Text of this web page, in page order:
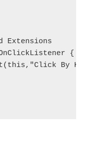
Extensions
{
By